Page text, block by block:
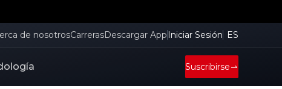
de nosotrosCarrerasDescargar App Iniciar Sesión ES
Suscribirse